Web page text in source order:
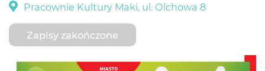
Pracownie Kultury Maki, ul. Olchowa 8
Zapisy zakończone